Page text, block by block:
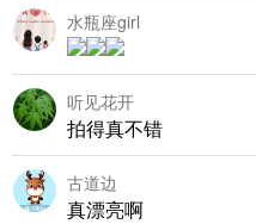
水瓶座girl
听见花开
拍得真不错
古道边
真漂亮啊